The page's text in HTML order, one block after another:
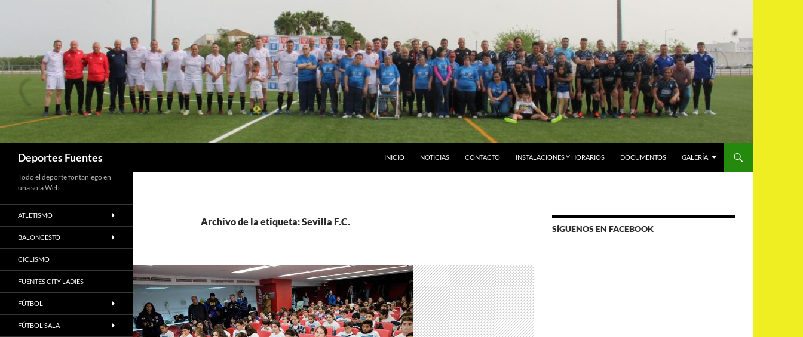
Deportes Fuentes INICIO NOTICIAS CONTACTO INSTALACIONES Y HORARIOS DOCUMENTOS GALERÍA
Archivo de la etiqueta: Sevilla F.C.
SÍGUENOS EN FACEBOOK
Todo el deporte fontaniego en
una sola Web
ATLETISMO
BALONCESTO
CICLISMO
FUENTES CITY LADIES
FÚTBOL
FÚTBOL SALA